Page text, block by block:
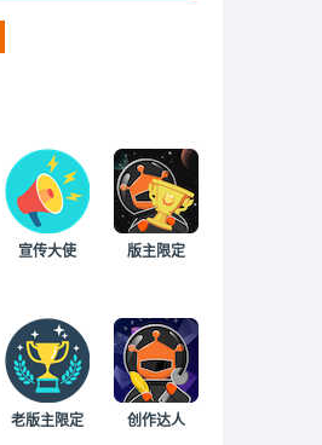
宣传大使 版主限定
老版主限定 创作达人